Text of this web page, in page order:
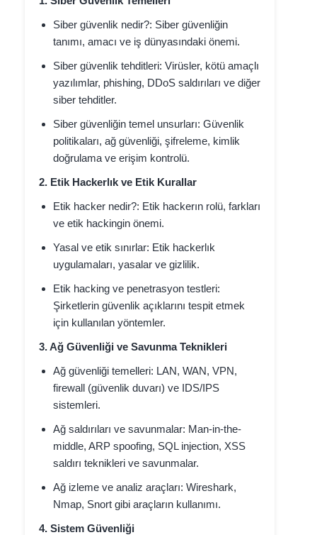
Siber güvenlik nedir?: Siber güvenliğin
tanımı, amacı ve iş dünyasındaki önemi.
Siber güvenlik tehditleri: Virüsler, kötü amaçlı
yazılımlar, phishing, DDoS saldırıları ve diğer
siber tehditler.
Siber güvenliğin temel unsurları: Güvenlik
politikaları, ağ güvenliği, şifreleme, kimlik
doğrulama ve erişim kontrolü.
2. Etik Hackerlık ve Etik Kurallar
Etik hacker nedir?: Etik hackerın rolü, farkları
ve etik hackingin önemi.
Yasal ve etik sınırlar: Etik hackerlık
uygulamaları, yasalar ve gizlilik.
Etik hacking ve penetrasyon testleri:
Şirketlerin güvenlik açıklarını tespit etmek
için kullanılan yöntemler.
3. Ağ Güvenliği ve Savunma Teknikleri
Ağ güvenliği temelleri: LAN, WAN, VPN,
firewall (güvenlik duvarı) ve IDS/IPS
sistemleri.
Ağ saldırıları ve savunmalar: Man-in-the-
middle, ARP spoofing, SQL injection, XSS
saldırı teknikleri ve savunmalar.
Ağ izleme ve analiz araçları: Wireshark,
Nmap, Snort gibi araçların kullanımı.
4. Sistem Güvenliği